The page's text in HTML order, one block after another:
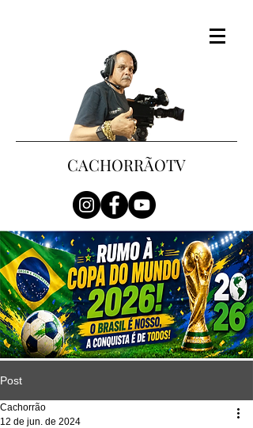
CACHORRÃOTV
Post
Cachorrão
12 de jun. de 2024